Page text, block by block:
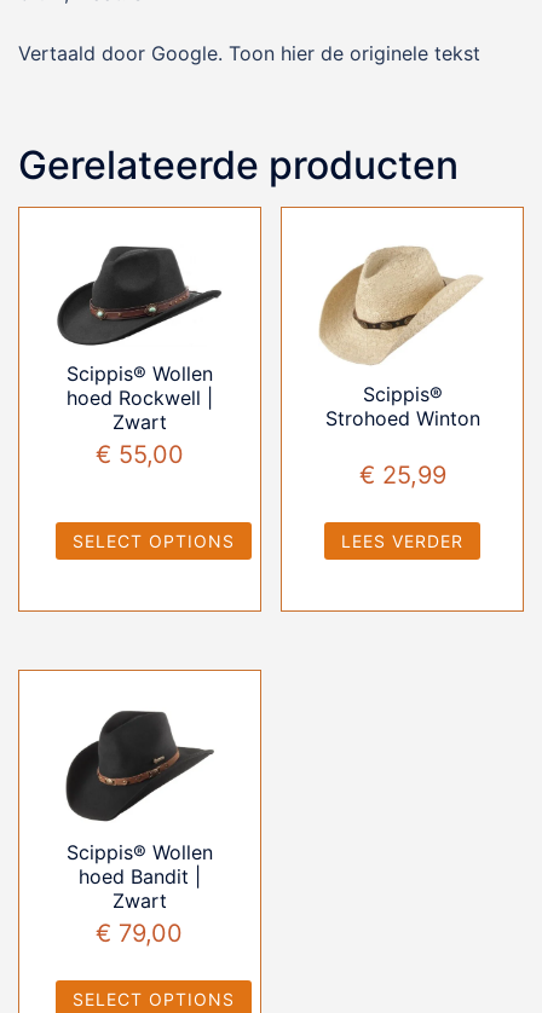
Vertaald door Google. Toon hier de originele tekst
Gerelateerde producten
Scippis® Wollen
hoed Rockwell |
Zwart
€ 55,00
SELECT OPTIONS
Scippis®
Strohoed Winton
€ 25,99
LEES VERDER
Scippis® Wollen
hoed Bandit |
Zwart
€ 79,00
SELECT OPTIONS